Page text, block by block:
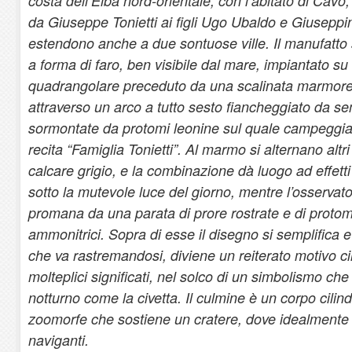
da Giuseppe Tonietti ai figli Ugo Ubaldo e
estendono anche a due sontuose ville. Il
a forma di faro, ben visibile dal mare, impiantato
quadrangolare preceduto da una scalinata
attraverso un arco a tutto sesto fiancheggiato da
sormontate da protomi leonine sul quale
recita “Famiglia Tonietti”. Al marmo si alternano
calcare grigio, e la combinazione dà luogo ad
sotto la mutevole luce del giorno, mentre
promana da una parata di prore rostrate e di
ammonitrici. Sopra di esse il disegno si semplifica
che va rastremandosi, diviene un reiterato motivo
molteplici significati, nel solco di un simbolismo
notturno come la civetta. Il culmine è un corpo
zoomorfe che sostiene un cratere, dove
naviganti.